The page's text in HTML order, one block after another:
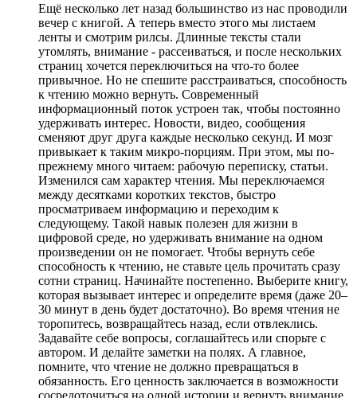
Eщё несколько лет назад большинство из нас проводили
вечер с книгой. А теперь вместо этого мы листаем
ленты и смотрим рилсы. Длинные тексты стали
утомлять, внимание - рассеиваться, и после нескольких
страниц хочется переключиться на что-то более
привычное. Но не спешите расстраиваться, способность
к чтению можно вернуть. Современный
информационный поток устроен так, чтобы постоянно
удерживать интерес. Новости, видео, сообщения
сменяют друг друга каждые несколько секунд. И мозг
привыкает к таким микро-порциям. При этом, мы по-
прежнему много читаем: рабочую переписку, статьи.
Изменился сам характер чтения. Мы переключаемся
между десятками коротких текстов, быстро
просматриваем информацию и переходим к
следующему. Такой навык полезен для жизни в
цифровой среде, но удерживать внимание на одном
произведении он не помогает. Чтобы вернуть себе
способность к чтению, не ставьте цель прочитать сразу
сотни страниц. Начинайте постепенно. Выберите книгу,
которая вызывает интерес и определите время (даже 20–
30 минут в день будет достаточно). Во время чтения не
торопитесь, возвращайтесь назад, если отвлеклись.
Задавайте себе вопросы, соглашайтесь или спорьте с
автором. И делайте заметки на полях. А главное,
помните, что чтение не должно превращаться в
обязанность. Его ценность заключается в возможности
сосредоточиться на одной истории и вернуть внимание,